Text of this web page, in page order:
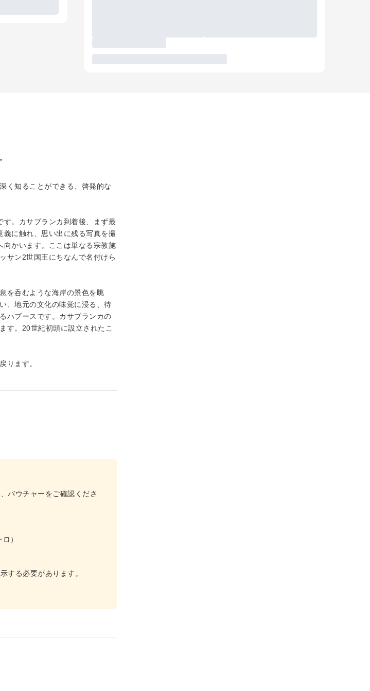
く知ることができる、啓発的な
。カサブランカ到着後、まず最
に触れ、思い出に残る写真を撮
向かいます。ここは単なる宗教施
サン2世国王にちなんで名付けら
を呑むような海岸の景色を眺
、地元の文化の味覚に浸る、待
ハブースです。カサブランカの
す。20世紀初頭に設立されたこ
ります。
バウチャーをご確認くださ
）
する必要があります。